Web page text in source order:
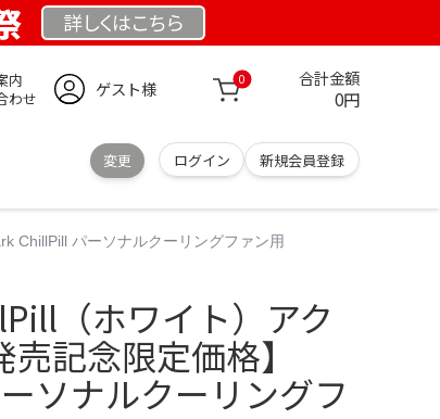
詳しくはこちら
内
わせ
ゲスト様 0 合計金額
0円
変更 ログイン 新規会員登録
ChillPill パーソナルクーリングファン用
（ホワイト）アク
記念限定価格】
ソナルクーリングフ